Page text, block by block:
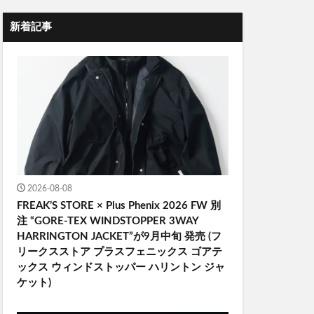
新着記事
2026-08-08
FREAK’S STORE × Plus Phenix 2026 FW 別
注 “GORE-TEX WINDSTOPPER 3WAY
HARRINGTON JACKET”が9月中旬 発売 (フ
リークスストア プラスフェニックス ゴアテ
ックス ウィンドストッパー ハリントン ジャ
ケット)